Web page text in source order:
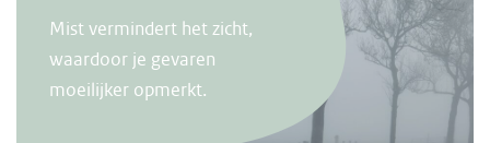
Mist vermindert het zicht,
waardoor je gevaren
moeilijker opmerkt.